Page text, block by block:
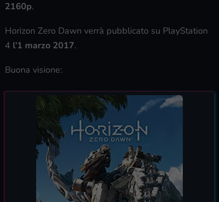
2160p.
Horizon Zero Dawn verrà pubblicato su PlayStation
4 l’1 marzo 2017.
Buona visione: